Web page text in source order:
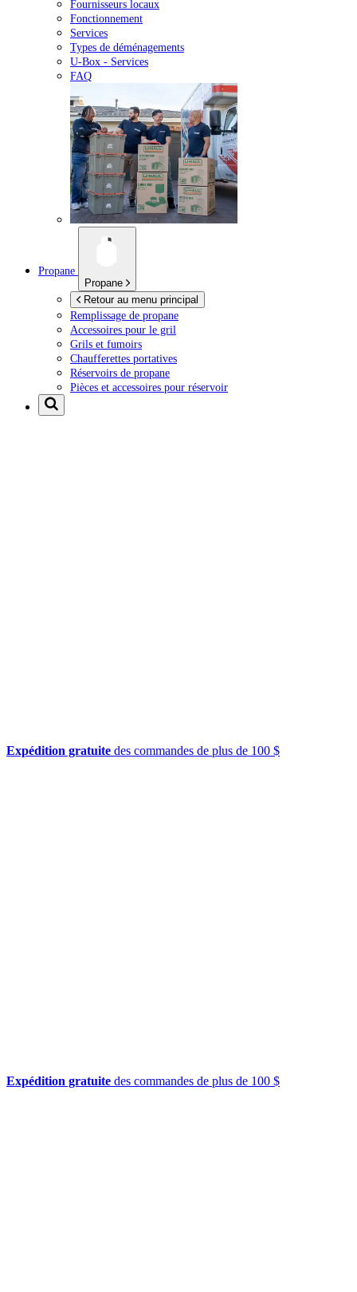
Fournisseurs locaux
Fonctionnement
Services
Types de déménagements
U-Box - Services
FAQ
Propane
Propane
Retour au menu principal
Remplissage de propane
Accessoires pour le gril
Grils et fumoirs
Chaufferettes portatives
Réservoirs de propane
Pièces et accessoires pour réservoir
Expédition gratuite des commandes de plus de 100 $
Expédition gratuite des commandes de plus de 100 $